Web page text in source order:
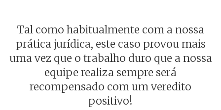
Tal como habitualmente com a nossa
prática jurídica, este caso provou mais
uma vez que o trabalho duro que a nossa
equipe realiza sempre será
recompensado com um veredito
positivo!